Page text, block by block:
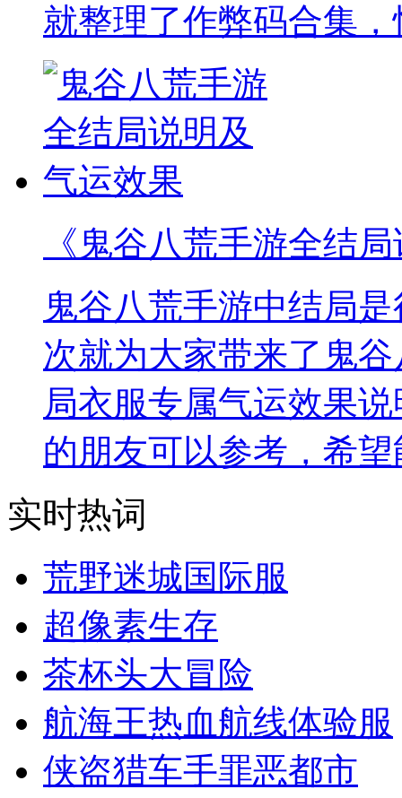
就整理了作弊码合集
《鬼谷八荒手游全结
鬼谷八荒手游中结局
次就为大家带来了鬼
局衣服专属气运效果
的朋友可以参考，希
实时热词
荒野迷城国际服
超像素生存
茶杯头大冒险
航海王热血航线体验服
侠盗猎车手罪恶都市